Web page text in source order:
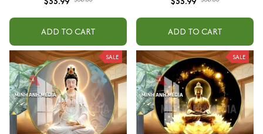
ADD TO CART ADD TO CART
SALE SALE